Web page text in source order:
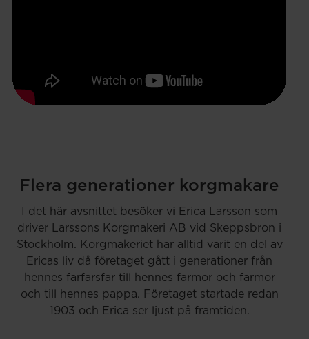
Flera generationer korgmakare
I det här avsnittet besöker vi Erica Larsson som
driver Larssons Korgmakeri AB vid Skeppsbron i
Stockholm. Korgmakeriet har alltid varit en del av
Ericas liv då företaget gått i generationer från
hennes farfarsfar till hennes farmor och farmor
och till hennes pappa. Företaget startade redan
1903 och Erica ser ljust på framtiden.